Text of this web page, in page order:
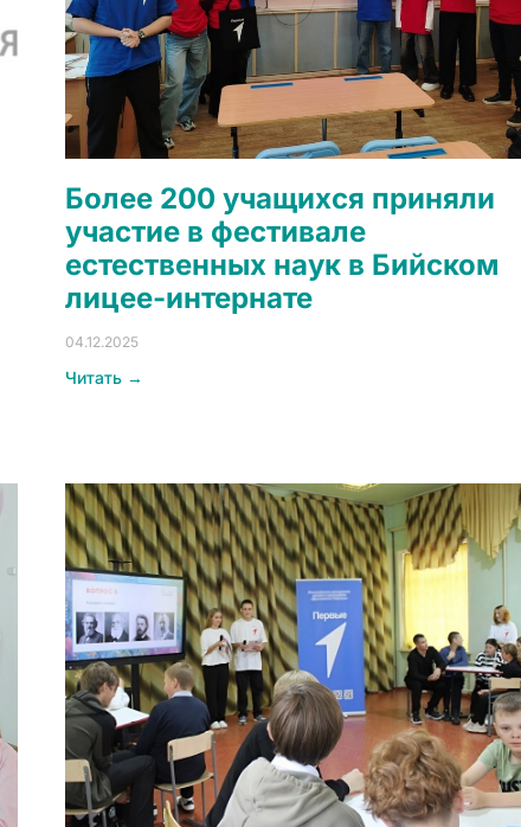
Более 200 учащихся приняли
участие в фестивале
естественных наук в Бийском
лицее-интернате
04.12.2025
Читать →